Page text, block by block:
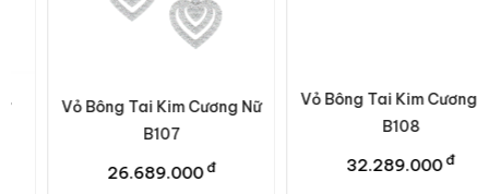
Vỏ Bông Tai Kim Cương Nữ
B107
26.689.000đ
Vỏ Bông Tai Kim Cương Nữ
B108
32.289.000đ